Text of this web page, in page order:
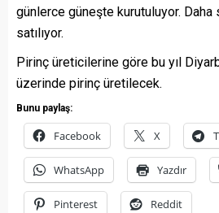
günlerce güneşte kurutuluyor. Daha
satılıyor.
Pirinç üreticilerine göre bu yıl
üzerinde pirinç üretilecek.
Bunu paylaş:
Facebook X
WhatsApp Yazdır
Pinterest Reddit